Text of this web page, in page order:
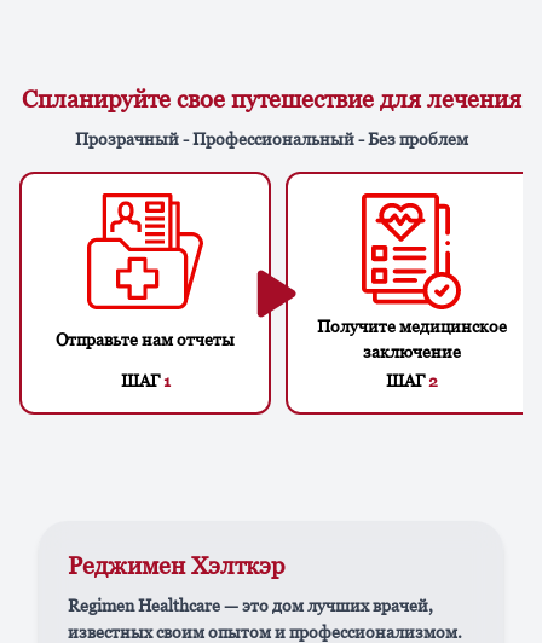
Спланируйте свое путешествие для лечения
Прозрачный - Профессиональный - Без проблем
Отправьте нам отчеты
ШАГ1
Получите медицинское
заключение
ШАГ2
Реджимен Хэлткэр
Regimen Healthcare — это дом лучших врачей,
известных своим опытом и профессионализмом.